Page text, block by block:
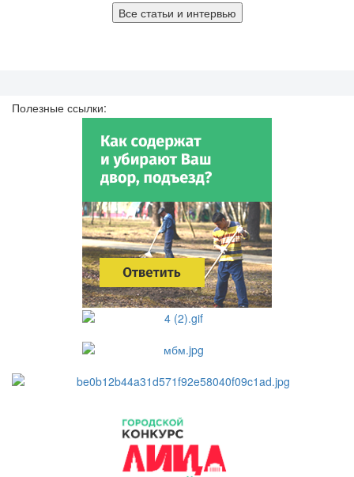
Все статьи и интервью
Полезные ссылки: